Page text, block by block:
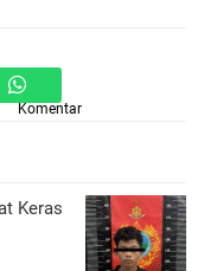
Komentar
Keras